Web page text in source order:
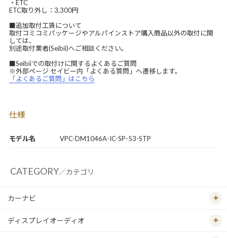
モデル名 VPC-DM1046A-IC-SP-53-STP
・ETC
ETC取り外し：3,300円
■追加取付工賃について
取付コミコミパッケージやアルパインストア購入商品以外の取付に関
しては、
別途取付業者(Seibii)へご相談ください。
■Seibiiでの取付けに関するよくあるご質問
※外部ページ セイビー内「よくある質問」へ遷移します。
「よくあるご質問」はこちら
仕様
CATEGORY／カテゴリ
カーナビ
ディスプレイオーディオ